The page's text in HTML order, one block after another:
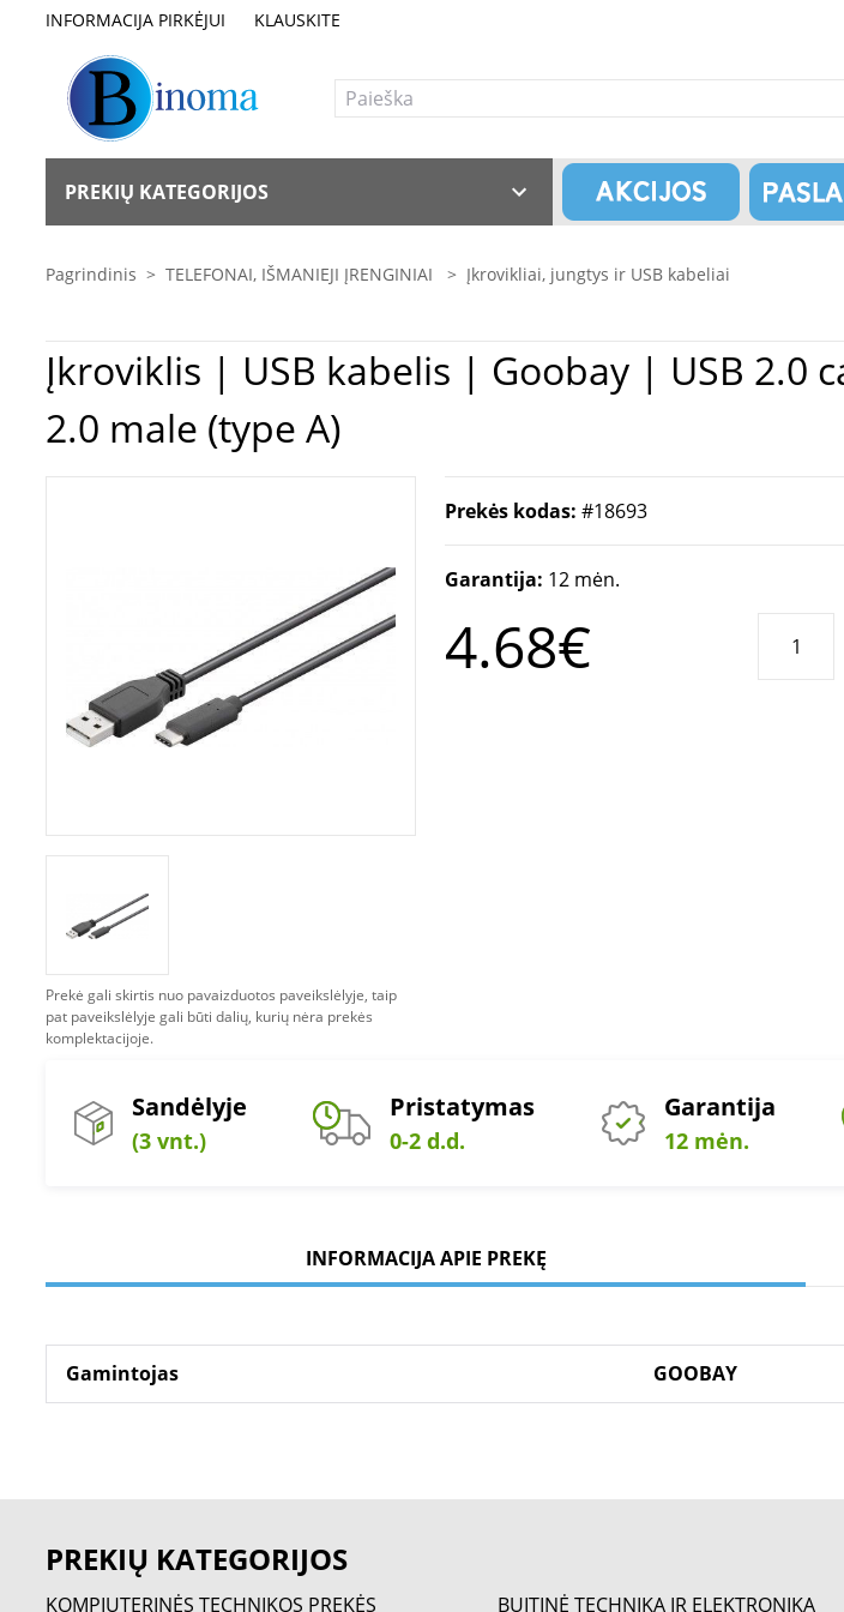
INFORMACIJA PIRKĖJUI KLAUSKITE
PREKIŲ KATEGORIJOS
Pagrindinis > TELEFONAI, IŠMANIEJI ĮRENGINIAI > Įkrovikliai, jungtys ir USB kabeliai
Įkroviklis | USB kabelis | Goobay | USB 2.0 cable | USB-C to USB-A USB-C male | USB
2.0 male (type A)
Prekė gali skirtis nuo pavaizduotos paveikslėlyje, taip
pat paveikslėlyje gali būti dalių, kurių nėra prekės
komplektacijoje.
Prekės kodas: #18693
Garantija: 12 mėn.
4.68€
Sandėlyje
(3 vnt.)
Pristatymas
0-2 d.d.
Garantija
12 mėn.
INFORMACIJA APIE PREKĘ
Gamintojas GOOBAY
PREKIŲ KATEGORIJOS
KOMPIUTERINĖS TECHNIKOS PREKĖS BUITINĖ TECHNIKA IR ELEKTRONIKA